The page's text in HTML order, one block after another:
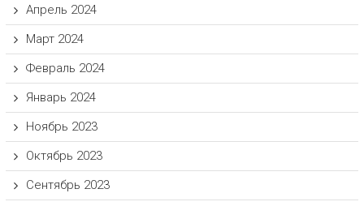
Апрель 2024
Март 2024
Февраль 2024
Январь 2024
Ноябрь 2023
Октябрь 2023
Сентябрь 2023